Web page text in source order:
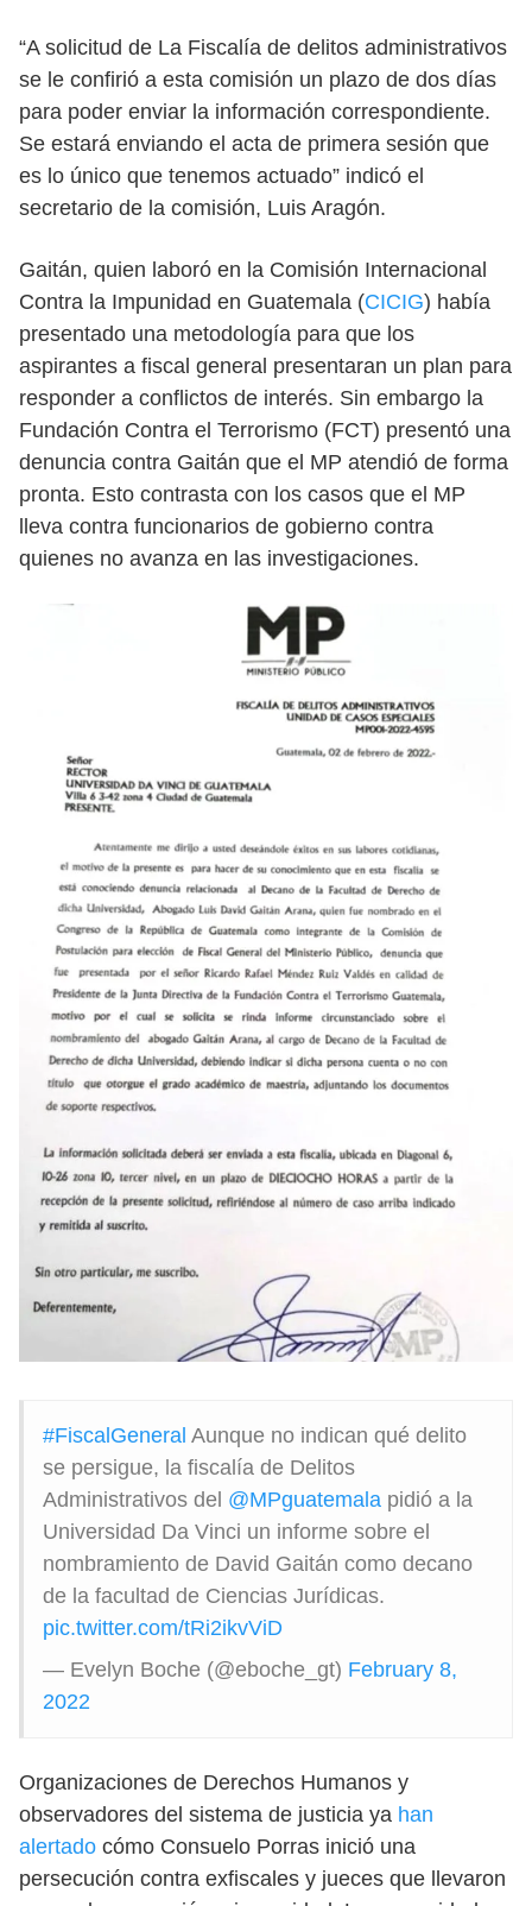
“A solicitud de La Fiscalía de delitos administrativos
se le confirió a esta comisión un plazo de dos días
para poder enviar la información correspondiente.
Se estará enviando el acta de primera sesión que
es lo único que tenemos actuado” indicó el
secretario de la comisión, Luis Aragón.
Gaitán, quien laboró en la Comisión Internacional
Contra la Impunidad en Guatemala (CICIG) había
presentado una metodología para que los
aspirantes a fiscal general presentaran un plan para
responder a conflictos de interés. Sin embargo la
Fundación Contra el Terrorismo (FCT) presentó una
denuncia contra Gaitán que el MP atendió de forma
pronta. Esto contrasta con los casos que el MP
lleva contra funcionarios de gobierno contra
quienes no avanza en las investigaciones.
#FiscalGeneral Aunque no indican qué delito
se persigue, la fiscalía de Delitos
Administrativos del @MPguatemala pidió a la
Universidad Da Vinci un informe sobre el
nombramiento de David Gaitán como decano
de la facultad de Ciencias Jurídicas.
pic.twitter.com/tRi2ikvViD
— Evelyn Boche (@eboche_gt) February 8,
2022
Organizaciones de Derechos Humanos y
observadores del sistema de justicia ya han
alertado cómo Consuelo Porras inició una
persecución contra exfiscales y jueces que llevaron